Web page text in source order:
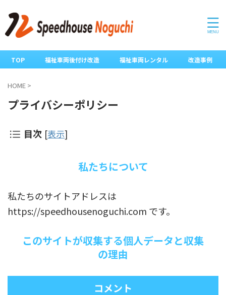
TOP 福祉車両後付け改造 福祉車両レンタル 改造事例
HOME >
プライバシーポリシー
目次 [表示]
私たちについて
私たちのサイトアドレスは
https://speedhousenoguchi.com です。
このサイトが収集する個人データと収集
の理由
コメント